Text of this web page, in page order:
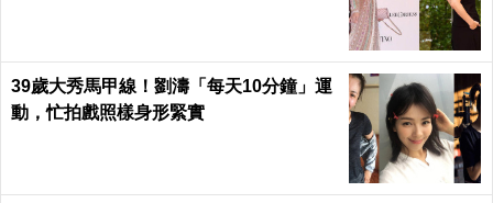
胰臟癌復發率高 養好身體面對化療HEN重要
運動過猛出現關節變形、腫脹？發生「骨折」的急